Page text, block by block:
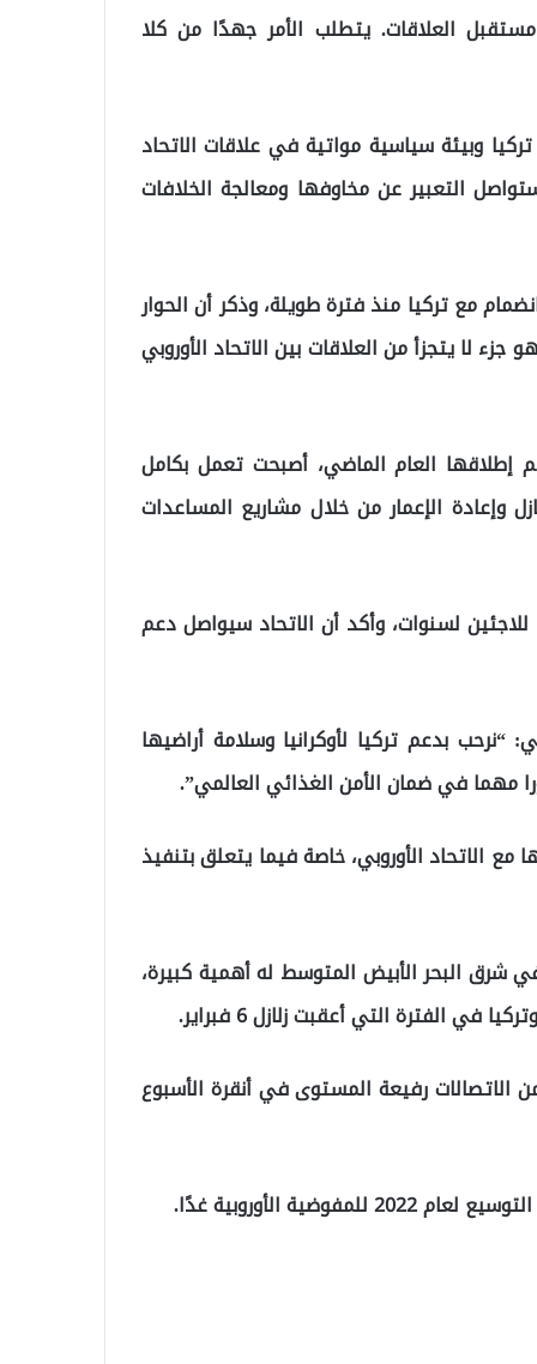
العلاقات. يتطلب الأمر جهدًا من كلا
وبيئة سياسية مواتية في علاقات الاتحاد
التعبير عن مخاوفها ومعالجة الخلافات
مع تركيا منذ فترة طويلة، وذكر أن الحوار
لا يتجزأ من العلاقات بين الاتحاد الأوروبي
إطلاقها العام الماضي، أصبحت تعمل بكامل
وإعادة الإعمار من خلال مشاريع المساعدات
لسنوات، وأكد أن الاتحاد سيواصل دعم
بدعم تركيا لأوكرانيا وسلامة أراضيها
مهما في ضمان الأمن الغذائي العالمي”.
الاتحاد الأوروبي، خاصة فيما يتعلق بتنفيذ
شرق البحر الأبيض المتوسط ​​له أهمية كبيرة،
في الفترة التي أعقبت زلازل 6 فبراير.
رفيعة المستوى في أنقرة الأسبوع
الأوروبية غدًا.